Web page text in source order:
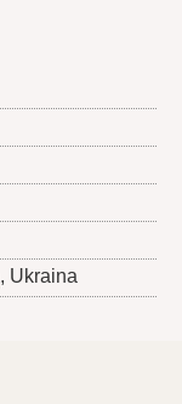
, Ukraina